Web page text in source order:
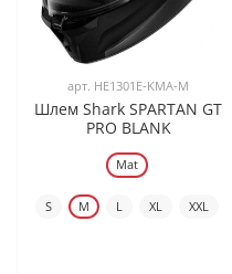
арт. HE1301E-KMA-M
Шлем Shark SPARTAN GT
PRO BLANK
Mat
S M L XL XXL